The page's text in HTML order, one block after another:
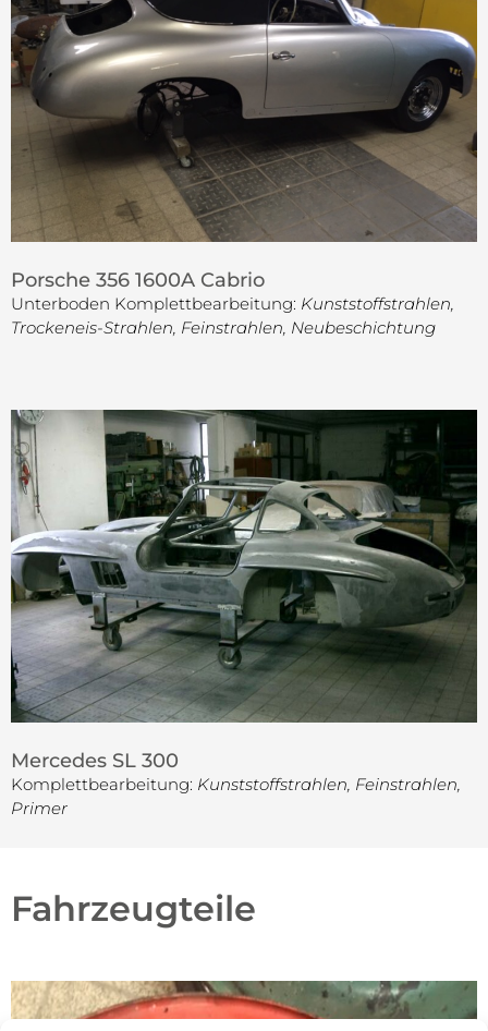
Porsche 356 1600A Cabrio
Unterboden Komplettbearbeitung: Kunststoffstrahlen,
Trockeneis-Strahlen, Feinstrahlen, Neubeschichtung
Mercedes SL 300
Komplettbearbeitung: Kunststoffstrahlen, Feinstrahlen,
Primer
Fahrzeugteile